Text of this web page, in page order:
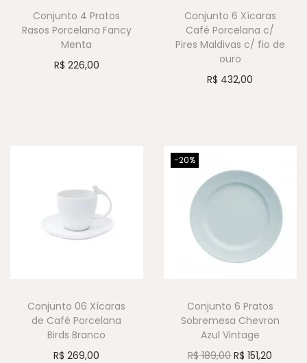
Conjunto 4 Pratos
Rasos Porcelana Fancy
Menta
R$ 226,00
Conjunto 6 Xícaras
Café Porcelana c/
Pires Maldivas c/ fio de
ouro
R$ 432,00
Conjunto 06 Xícaras
de Café Porcelana
Birds Branco
R$ 269,00
-20%
Conjunto 6 Pratos
Sobremesa Chevron
Azul Vintage
R$189,00 R$ 151,20